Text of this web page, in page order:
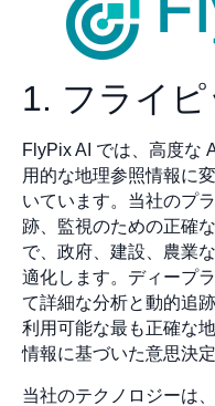
1. フライ
FlyPix AI では、高度な
用的な地理参照情報に
いています。当社のプ
跡、監視のための正確
で、政府、建設、農業
適化します。ディープ
て詳細な分析と動的追
利用可能な最も正確な
情報に基づいた意思決
当社のテクノロジーは